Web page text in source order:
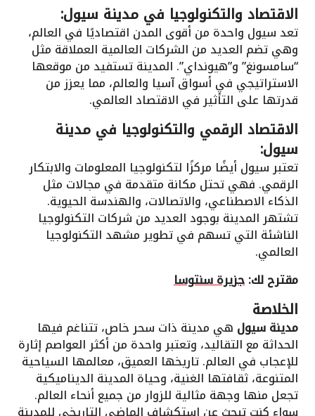
الاقتصاد والتكنولوجيا في مدينة سيول:
تعد سيول واحدة من أقوى المدن اقتصاديًا في العالم،
وهي تضم العديد من الشركات العالمية العملاقة مثل
“سامسونغ” و”هيونداي”. المدينة تستفيد من موقعها
الاستراتيجي في أسواق آسيا والعالم، مما يعزز من
قدرتها على التأثير في الاقتصاد العالمي.
الاقتصاد الرقمي والتكنولوجيا في مدينة
سيول:
تعتبر سيول أيضًا مركزًا لتكنولوجيا المعلومات والابتكار
الرقمي. فهي تحتل مكانة متقدمة في مجالات مثل
الذكاء الاصطناعي، والاتصالات، والهندسة الحيوية.
تشتهر المدينة بوجود العديد من شركات التكنولوجيا
الناشئة التي تسهم في تطوير مشهد التكنولوجيا
العالمي.
مقترح لك:جزيرة سنتوسا
الخلاصة
مدينة سيول هي مدينة ذات سحر خاص، تتناغم فيها
الحداثة مع التقاليد، وتعتبر واحدة من أكثر العواصم إثارة
للإعجاب في العالم. تاريخها العميق، معالمها السياحية
المتنوعة، ثقافتها الغنية، وحياة المدينة الديناميكية
تجعل منها وجهة مثالية للزوار من جميع أنحاء العالم.